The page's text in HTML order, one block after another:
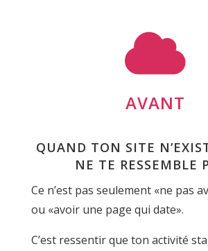

AVANT
QUAND TON SITE
NE TE RESSEMBLE
Ce n’est pas seulement «ne pas
ou «avoir une page qui date».
C’est ressentir que ton activité